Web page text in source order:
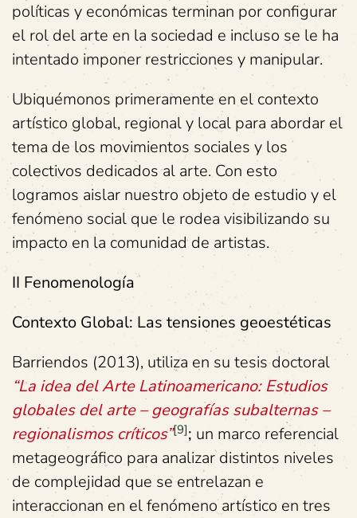
políticas y económicas terminan por configurar
el rol del arte en la sociedad e incluso se le ha
intentado imponer restricciones y manipular.
Ubiquémonos primeramente en el contexto
artístico global, regional y local para abordar el
tema de los movimientos sociales y los
colectivos dedicados al arte. Con esto
logramos aislar nuestro objeto de estudio y el
fenómeno social que le rodea visibilizando su
impacto en la comunidad de artistas.
II Fenomenología
Contexto Global: Las tensiones geoestéticas
Barriendos (2013), utiliza en su tesis doctoral
“La idea del Arte Latinoamericano: Estudios
globales del arte – geografías subalternas –
regionalismos críticos”[9]; un marco referencial
metageográfico para analizar distintos niveles
de complejidad que se entrelazan e
interaccionan en el fenómeno artístico en tres